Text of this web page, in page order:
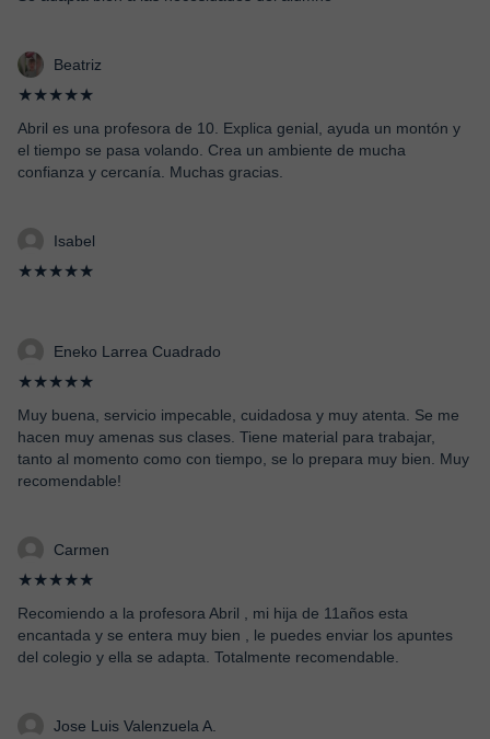
Beatriz
★★★★★
Abril es una profesora de 10. Explica genial, ayuda un montón y
el tiempo se pasa volando. Crea un ambiente de mucha
confianza y cercanía. Muchas gracias.
Isabel
★★★★★
Eneko Larrea Cuadrado
★★★★★
Muy buena, servicio impecable, cuidadosa y muy atenta. Se me
hacen muy amenas sus clases. Tiene material para trabajar,
tanto al momento como con tiempo, se lo prepara muy bien. Muy
recomendable!
Carmen
★★★★★
Recomiendo a la profesora Abril , mi hija de 11años esta
encantada y se entera muy bien , le puedes enviar los apuntes
del colegio y ella se adapta. Totalmente recomendable.
Jose Luis Valenzuela A.